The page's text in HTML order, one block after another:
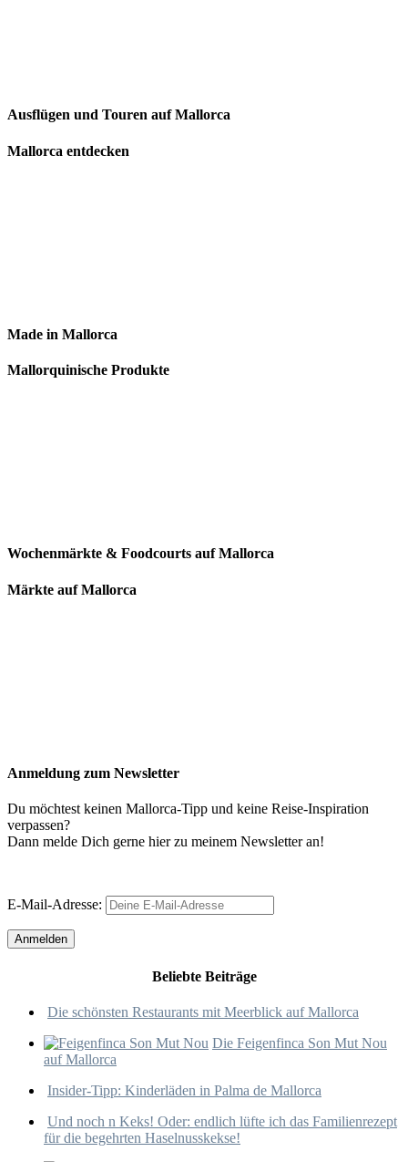
Ausflügen und Touren auf Mallorca
Mallorca entdecken
Made in Mallorca
Mallorquinische Produkte
Wochenmärkte & Foodcourts auf Mallorca
Märkte auf Mallorca
Anmeldung zum Newsletter
Du möchtest keinen Mallorca-Tipp und keine Reise-Inspiration
verpassen?
Dann melde Dich gerne hier zu meinem Newsletter an!
E-Mail-Adresse:
Beliebte Beiträge
Die schönsten Restaurants mit Meerblick auf Mallorca
Die Feigenfinca Son Mut Nou
auf Mallorca
Insider-Tipp: Kinderläden in Palma de Mallorca
Und noch n Keks! Oder: endlich lüfte ich das Familienrezept
für die begehrten Haselnusskekse!